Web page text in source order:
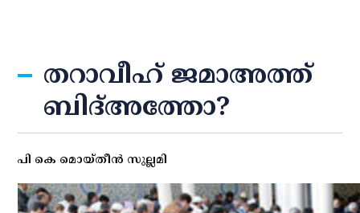
തറാവീഹ് ജമാഅത്ത്
ബിദ്അത്തോ?
പി കെ മൊയ്തീന്‍ സുല്ലമി